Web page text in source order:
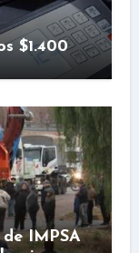
$1.400
IMPSA